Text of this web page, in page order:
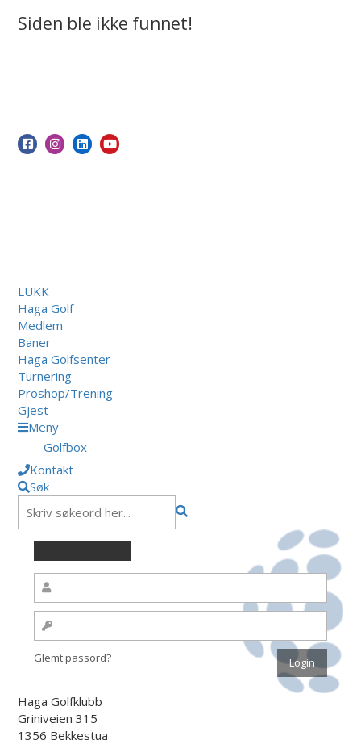
Siden ble ikke funnet!
LUKK
Haga Golf
Medlem
Baner
Haga Golfsenter
Turnering
Proshop/Trening
Gjest
Meny
Golfbox
Kontakt
Søk
Glemt passord?
Haga Golfklubb
Griniveien 315
1356 Bekkestua